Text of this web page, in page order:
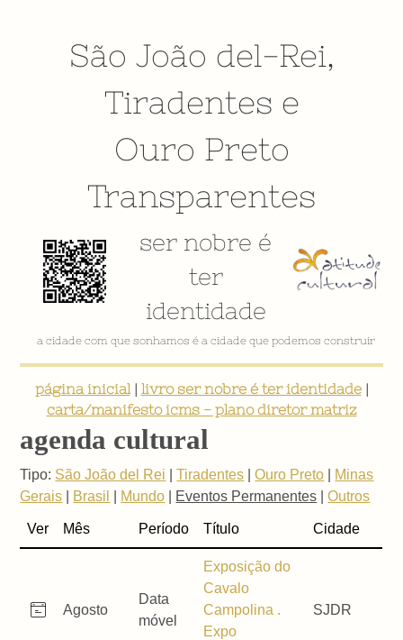
São João del-Rei,
Tiradentes e
Ouro Preto
Transparentes
ser nobre é
ter
identidade
a cidade com que sonhamos é a cidade que podemos construir
página inicial| livro ser nobre é ter identidade|
carta/manifesto icms - plano diretor matriz
agenda cultural
Tipo: São João del Rei |Tiradentes |Ouro Preto
Minas
Gerais
Brasil Mundo Eventos Permanentes |Outros
Ver Mês Período Título Cidade
Agosto
Data
móvel
Exposição do
Cavalo
Campolina .
Expo
SJDR